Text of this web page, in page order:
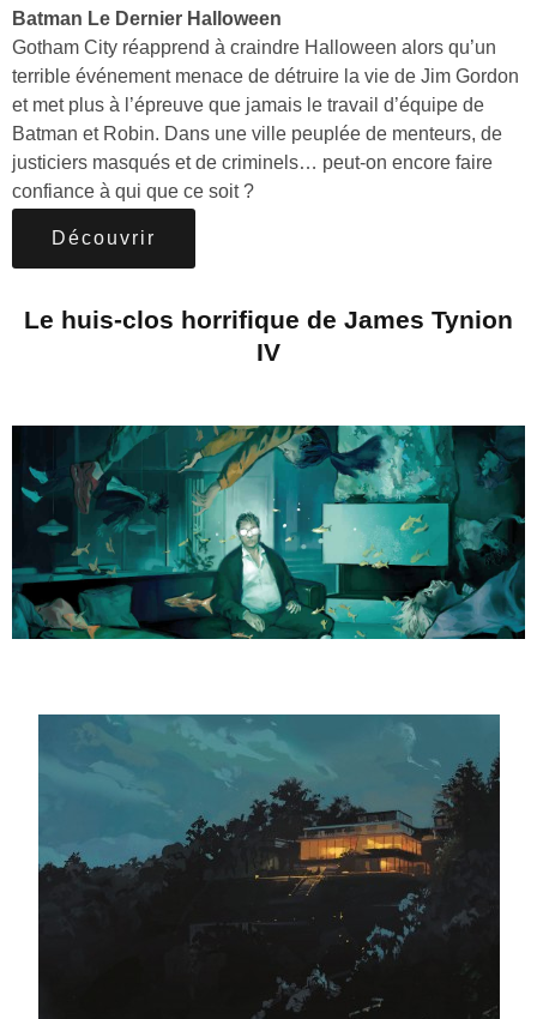
Batman Le Dernier Halloween
Gotham City réapprend à craindre Halloween alors qu’un
terrible événement menace de détruire la vie de Jim Gordon
et met plus à l’épreuve que jamais le travail d’équipe de
Batman et Robin. Dans une ville peuplée de menteurs, de
justiciers masqués et de criminels… peut-on encore faire
confiance à qui que ce soit ?
Découvrir
Le huis-clos horrifique de James Tynion
IV